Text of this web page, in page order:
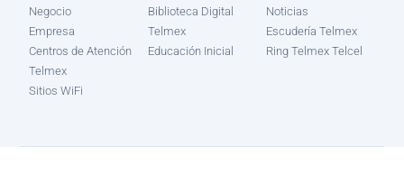
Negocio
Empresa
Centros de Atención
Telmex
Sitios WiFi
Biblioteca Digital
Telmex
Educación Inicial
Noticias
Escudería Telmex
Ring Telmex Telcel